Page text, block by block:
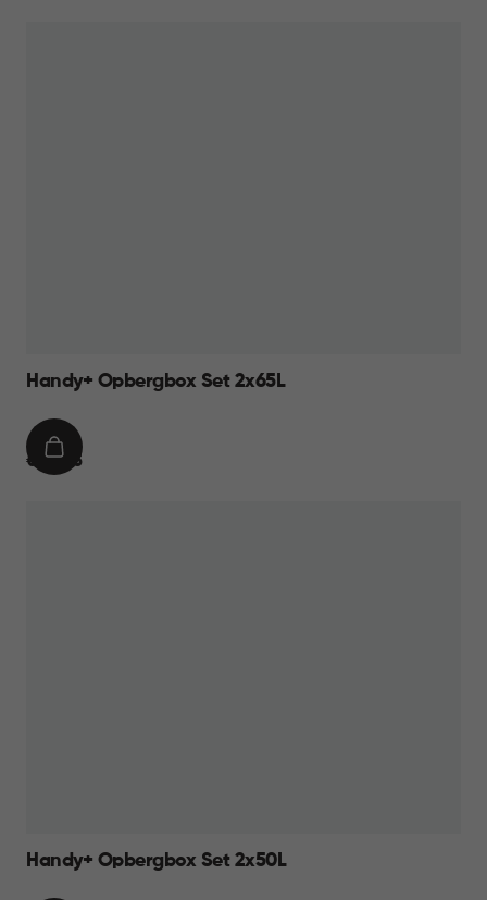
Handy+ Opbergbox Set 2x65L
€
€ 44,95
IN
Handy+ Opbergbox Set 2x50L